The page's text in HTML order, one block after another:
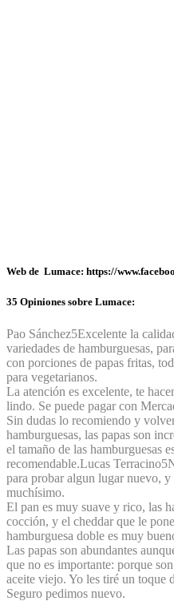
Web de Lumace: https://
35 Opiniones sobre Lumace:
Pao Sánchez5Excelente la
variedades de hamburguesas,
con porciones de papas fritas,
para vegetarianos.
La atención es excelente, te
lindo. Se puede pagar con
Sin dudas lo recomiendo y
hamburguesas, las papas son
el tamaño de las hamburguesas
recomendable.Lucas Terracino5
para probar algun lugar nuevo,
muchísimo.
El pan es muy suave y rico, las
cocción, y el cheddar que le
hamburguesa doble es muy
Las papas son abundantes
que no es importante: porque
aceite viejo. Yo les tiré un toque
Seguro pedimos nuevo.